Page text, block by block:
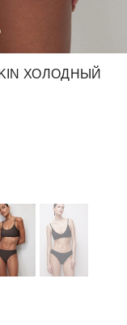
ХОЛОДНЫЙ